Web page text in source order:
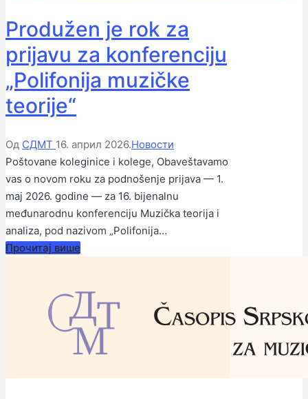
Produžen je rok za
prijavu za konferenciju
„Polifonija muzičke
teorije“
Објављено
од
стране
Од СДМТ 16. април 2026.Објављено
у
Новости
Poštovane koleginice i kolege, Obaveštavamo
vas o novom roku za podnošenje prijava — 1.
maj 2026. godine — za 16. bijenalnu
međunarodnu konferenciju Muzička teorija i
analiza, pod nazivom „Polifonija…
Прочитај више